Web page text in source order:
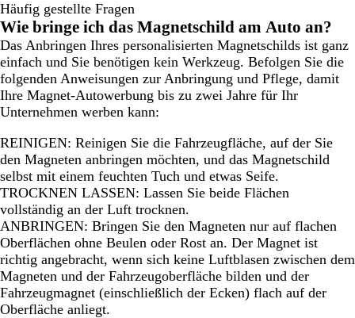
Häufig gestellte Fragen
Wie bringe ich das Magnetschild am Auto an?
Das Anbringen Ihres personalisierten Magnetschilds ist ganz
einfach und Sie benötigen kein Werkzeug. Befolgen Sie die
folgenden Anweisungen zur Anbringung und Pflege, damit
Ihre Magnet-Autowerbung bis zu zwei Jahre für Ihr
Unternehmen werben kann:
REINIGEN: Reinigen Sie die Fahrzeugfläche, auf der Sie
den Magneten anbringen möchten, und das Magnetschild
selbst mit einem feuchten Tuch und etwas Seife.
TROCKNEN LASSEN: Lassen Sie beide Flächen
vollständig an der Luft trocknen.
ANBRINGEN: Bringen Sie den Magneten nur auf flachen
Oberflächen ohne Beulen oder Rost an. Der Magnet ist
richtig angebracht, wenn sich keine Luftblasen zwischen dem
Magneten und der Fahrzeugoberfläche bilden und der
Fahrzeugmagnet (einschließlich der Ecken) flach auf der
Oberfläche anliegt.